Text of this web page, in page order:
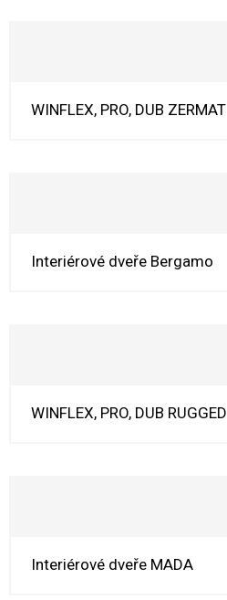
WINFLEX, PRO, DUB ZERMAT
Interiérové dveře Bergamo
WINFLEX, PRO, DUB RUGGED
Interiérové dveře MADA